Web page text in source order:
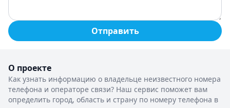
Отправить
О проекте
Как узнать информацию о владельце неизвестного номера
телефона и операторе связи? Наш сервис поможет вам
определить город, область и страну по номеру телефона в